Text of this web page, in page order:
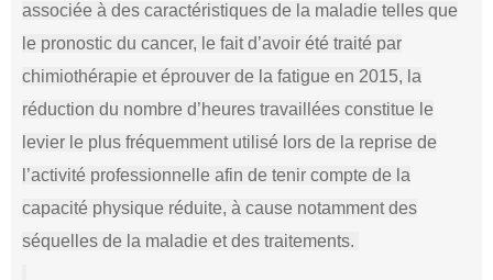
associée à des caractéristiques de la maladie telles que
le pronostic du cancer, le fait d’avoir été traité par
chimiothérapie et éprouver de la fatigue en 2015, la
réduction du nombre d’heures travaillées constitue le
levier le plus fréquemment utilisé lors de la reprise de
l’activité professionnelle afin de tenir compte de la
capacité physique réduite, à cause notamment des
séquelles de la maladie et des traitements.